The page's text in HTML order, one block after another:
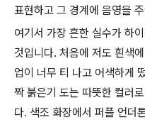
표현하고 그 경계에 음영을
여기서 가장 흔한 실수가 하
것입니다. 처음에 저도 흰색
업이 너무 티 나고 어색하게
짝 붉은기 도는 따뜻한 컬러
다. 색조 화장에서 퍼플 언더